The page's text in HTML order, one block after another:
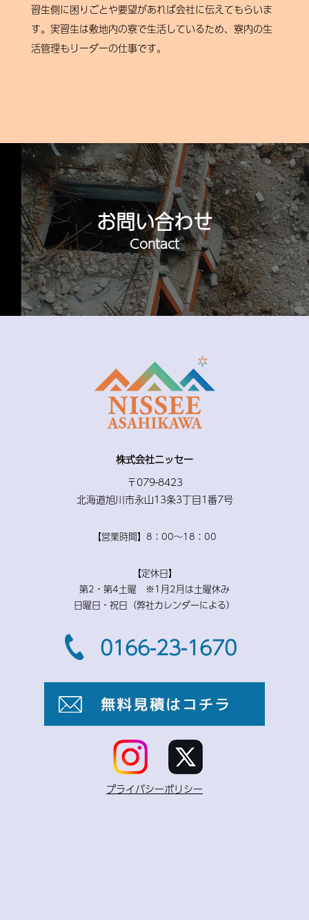
習生側に困りごとや要望があれば会社に伝えてもらいま
す。実習生は敷地内の寮で生活しているため、寮内の生
活管理もリーダーの仕事です。
お問い合わせ
Contact
株式会社ニッセー
〒079-8423
北海道旭川市永山13条3丁目1番7号
【営業時間】8：00〜18：00
【定休日】
第2・第4土曜 ※1月2月は土曜休み
日曜日・祝日（弊社カレンダーによる）
0166-23-1670
プライバシーポリシー